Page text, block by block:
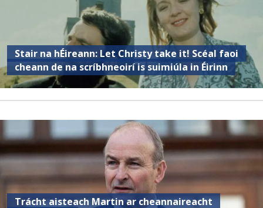
Stair na hÉireann: Let Christy take it! Scéal faoi
cheann de na scríbhneoirí is suimiúla in Éirinn
Trácht aisteach Martin ar cheannaireacht